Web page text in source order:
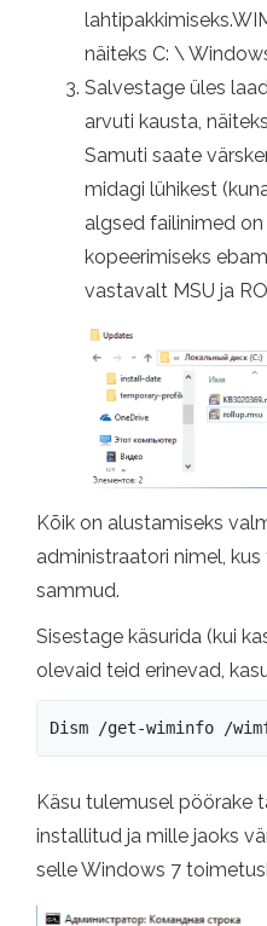
näiteks C: \
Salvestage üles
arvuti kausta,
Samuti saate
midagi lühikest
algsed failinimed
kopeerimiseks
vastavalt MSU ja
Kõik on alustamiseks
administraatori nimel,
sammud.
Sisestage käsurida (kui
olevaid teid erinevad,
Dism /get-wiminfo /
Käsu tulemusel pöörake
installitud ja mille jaoks
selle Windows 7